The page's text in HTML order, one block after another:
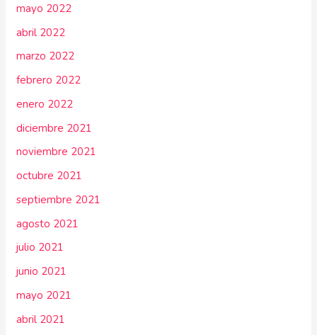
mayo 2022
abril 2022
marzo 2022
febrero 2022
enero 2022
diciembre 2021
noviembre 2021
octubre 2021
septiembre 2021
agosto 2021
julio 2021
junio 2021
mayo 2021
abril 2021